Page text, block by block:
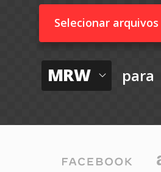
Selecionar arquivos
MRW para